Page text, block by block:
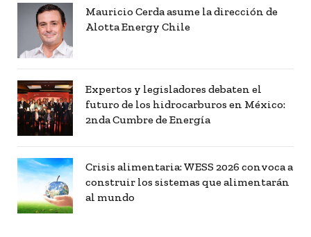
Mauricio Cerda asume la dirección de
Alotta Energy Chile
Expertos y legisladores debaten el
futuro de los hidrocarburos en México:
2nda Cumbre de Energía
Crisis alimentaria: WESS 2026 convoca a
construir los sistemas que alimentarán
al mundo